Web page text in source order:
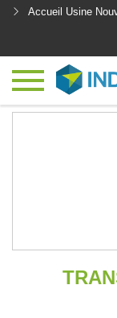
Accueil Usine